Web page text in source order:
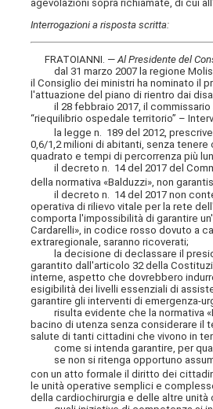
agevolazioni sopra richiamate, di cui
Interrogazioni a risposta scritta:
FRATOIANNI. —Al Presidente del
dal 31 marzo 2007 la regione Molise
il Consiglio dei ministri ha nominato il
l'attuazione del piano di rientro dai
il 28 febbraio 2017, il commissario
“riequilibrio ospedale territorio” –
la legge n. 189 del 2012, prescrive
0,6/1,2 milioni di abitanti, senza
quadrato e tempi di percorrenza più
il decreto n. 14 del 2017 del
della normativa «Balduzzi», non
il decreto n. 14 del 2017 non
operativa di rilievo vitale per la rete
comporta l'impossibilità di garantire
Cardarelli», in codice rosso dovuto a
extraregionale, saranno ricoverati;
la decisione di declassare il
garantito dall'articolo 32 della
interne, aspetto che dovrebbero
esigibilità dei livelli essenziali di
garantire gli interventi di emergenza-
risulta evidente che la normativa
bacino di utenza senza considerare il
salute di tanti cittadini che vivono in
come si intenda garantire, per
se non si ritenga opportuno
con un atto formale il diritto dei
le unità operative semplici e
della cardiochirurgia e delle altre unità